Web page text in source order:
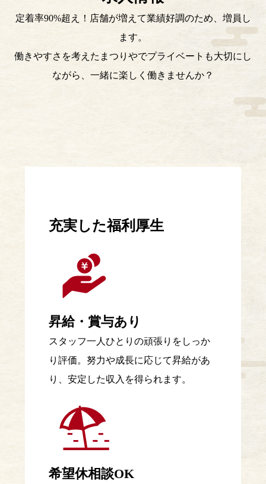
定着率90%超え！店舗が増えて業績好調のため、増員し
ます。
働きやすさを考えたまつりやでプライベートも大切にし
ながら、一緒に楽しく働きませんか？
充実した福利厚生
昇給・賞与あり
スタッフ一人ひとりの頑張りをしっか
り評価。努力や成長に応じて昇給があ
り、安定した収入を得られます。
希望休相談OK